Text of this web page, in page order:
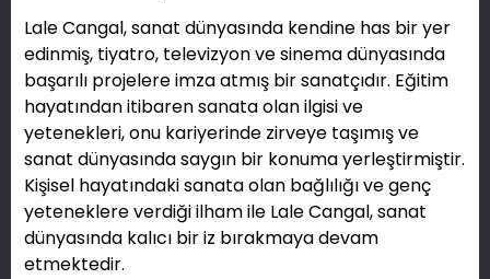
Lale Cangal, sanat dünyasında kendine has bir yer
edinmiş, tiyatro, televizyon ve sinema dünyasında
başarılı projelere imza atmış bir sanatçıdır. Eğitim
hayatından itibaren sanata olan ilgisi ve
yetenekleri, onu kariyerinde zirveye taşımış ve
sanat dünyasında saygın bir konuma yerleştirmiştir.
Kişisel hayatındaki sanata olan bağlılığı ve genç
yeteneklere verdiği ilham ile Lale Cangal, sanat
dünyasında kalıcı bir iz bırakmaya devam
etmektedir.